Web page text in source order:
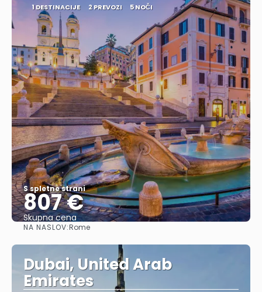
1 DESTINACIJE 2 PREVOZI 5 NOČI
S spletne strani
807 €
Skupna cena
NA NASLOV:Rome
Dubai, United Arab
Emirates